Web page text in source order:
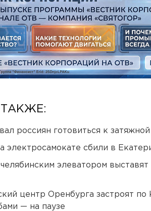
россиян готовиться к
электросамокате сбили в
челябинским элеватором
центр Оренбурга застроят по
— на паузе